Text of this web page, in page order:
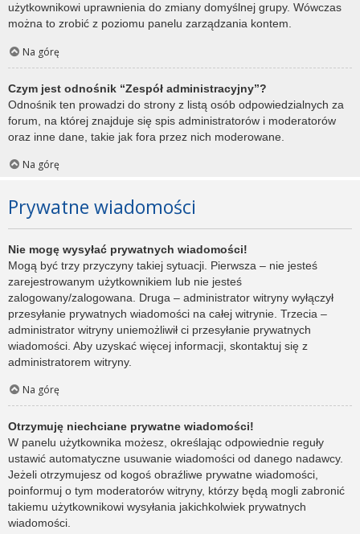
użytkownikowi uprawnienia do zmiany domyślnej grupy. Wówczas
można to zrobić z poziomu panelu zarządzania kontem.
Na górę
Czym jest odnośnik “Zespół administracyjny”?
Odnośnik ten prowadzi do strony z listą osób odpowiedzialnych za
forum, na której znajduje się spis administratorów i moderatorów
oraz inne dane, takie jak fora przez nich moderowane.
Na górę
Prywatne wiadomości
Nie mogę wysyłać prywatnych wiadomości!
Mogą być trzy przyczyny takiej sytuacji. Pierwsza – nie jesteś
zarejestrowanym użytkownikiem lub nie jesteś
zalogowany/zalogowana. Druga – administrator witryny wyłączył
przesyłanie prywatnych wiadomości na całej witrynie. Trzecia –
administrator witryny uniemożliwił ci przesyłanie prywatnych
wiadomości. Aby uzyskać więcej informacji, skontaktuj się z
administratorem witryny.
Na górę
Otrzymuję niechciane prywatne wiadomości!
W panelu użytkownika możesz, określając odpowiednie reguły
ustawić automatyczne usuwanie wiadomości od danego nadawcy.
Jeżeli otrzymujesz od kogoś obraźliwe prywatne wiadomości,
poinformuj o tym moderatorów witryny, którzy będą mogli zabronić
takiemu użytkownikowi wysyłania jakichkolwiek prywatnych
wiadomości.